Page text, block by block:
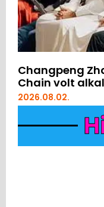
Changpeng
Chain volt
2026.08.02.